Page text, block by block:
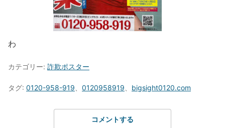
わ
カテゴリー: 詐欺ポスター
タグ: 0120-958-919 0120958919 bigsight0120.com
コメントする